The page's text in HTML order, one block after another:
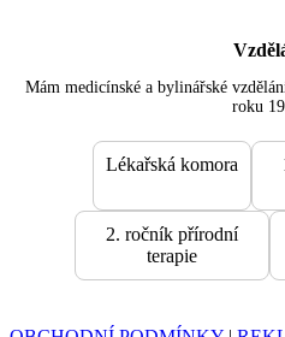
Mám medicínské a bylinářské
roku
Lékařská komora
2. ročník přírodní
terapie